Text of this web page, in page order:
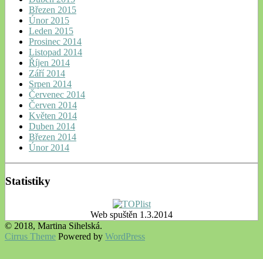
Březen 2015
Únor 2015
Leden 2015
Prosinec 2014
Listopad 2014
Říjen 2014
Září 2014
Srpen 2014
Červenec 2014
Červen 2014
Květen 2014
Duben 2014
Březen 2014
Únor 2014
Statistiky
Web spuštěn 1.3.2014
© 2018, Martina Sihelská.
Cirrus Theme Powered by WordPress